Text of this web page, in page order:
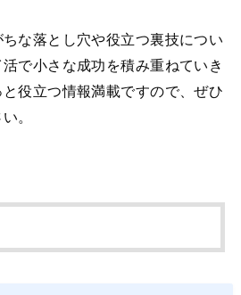
な落とし穴や役立つ裏技につい
で小さな成功を積み重ねていき
役立つ情報満載ですので、ぜひ
。